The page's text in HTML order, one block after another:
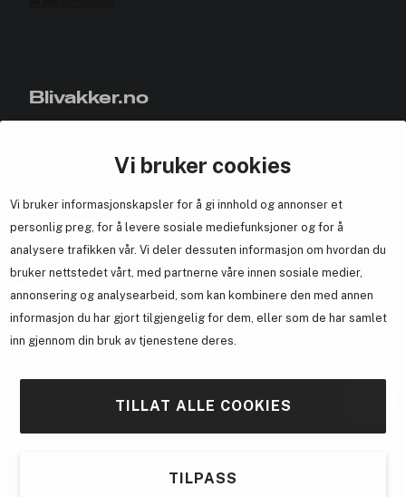
Vi bruker cookies
Vi bruker informasjonskapsler for å gi innhold og annonser et
personlig preg, for å levere sosiale mediefunksjoner og for å
analysere trafikken vår. Vi deler dessuten informasjon om hvordan du
bruker nettstedet vårt, med partnerne våre innen sosiale medier,
annonsering og analysearbeid, som kan kombinere den med annen
informasjon du har gjort tilgjengelig for dem, eller som de har samlet
inn gjennom din bruk av tjenestene deres.
TILLAT ALLE COOKIES
TILPASS
Blivakker.no
Bli medlem helt gratis - få poeng og eksklusive rabattkoder.
Samarbeid med oss
En del avBrandsdal Group AS
her.